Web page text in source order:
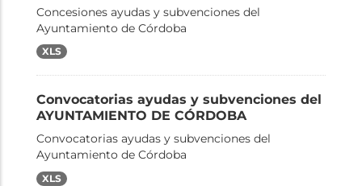
Concesiones ayudas y subvenciones del
Ayuntamiento de Córdoba
XLS
Convocatorias ayudas y subvenciones del
AYUNTAMIENTO DE CÓRDOBA
Convocatorias ayudas y subvenciones del
Ayuntamiento de Córdoba
XLS